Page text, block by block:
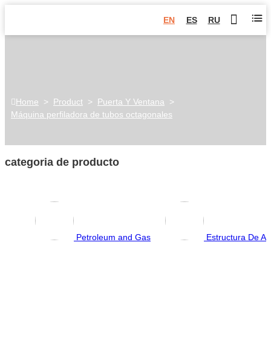
EN ES RU
Home > Product > Puerta Y Ventana >
Máquina perfiladora de tubos octagonales
categoria de producto
Petroleum and Gas Estructura De